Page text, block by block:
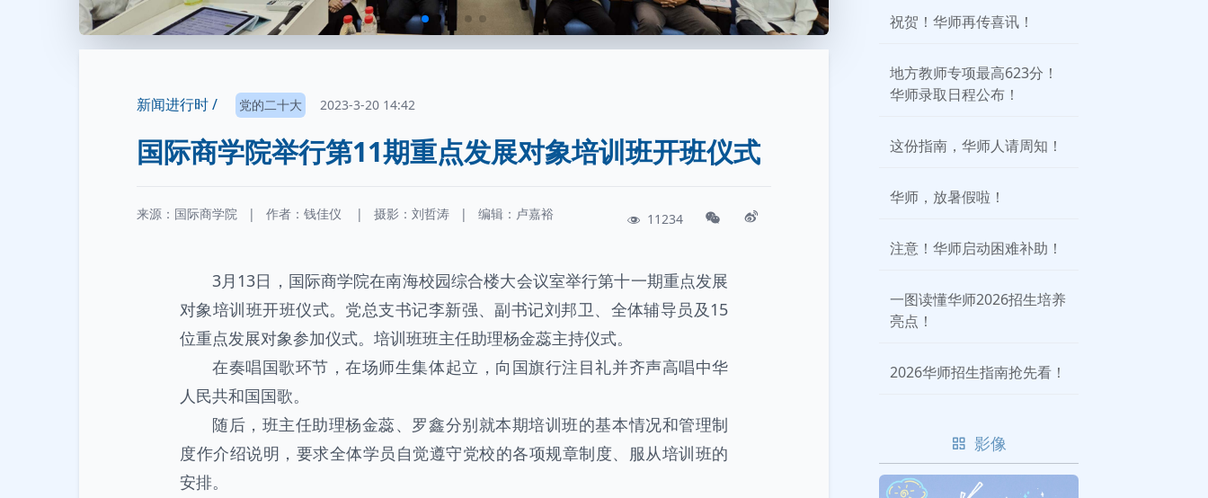
新闻进行时 / 党的二十大 2023-3-20 14:42
国际商学院举行第11期重点发展对象培训班开班仪式
来源：国际商学院 | 作者： 钱佳仪 | 摄影： 刘哲涛 | 编辑：卢嘉裕 11234
3月13日，国际商学院在南海校园综合楼大会议室举行第十一期重点发展
对象培训班开班仪式。党总支书记李新强、副书记刘邦卫、全体辅导员及15
位重点发展对象参加仪式。培训班班主任助理杨金蕊主持仪式。
在奏唱国歌环节，在场师生集体起立，向国旗行注目礼并齐声高唱中华
人民共和国国歌。
随后，班主任助理杨金蕊、罗鑫分别就本期培训班的基本情况和管理制
度作介绍说明，要求全体学员自觉遵守党校的各项规章制度、服从培训班的
安排。
祝贺！华师再传喜讯！
地方教师专项最高623分！
华师录取日程公布！
这份指南，华师人请周知！
华师，放暑假啦！
注意！华师启动困难补助！
一图读懂华师2026招生培养
亮点！
2026华师招生指南抢先看！
影像